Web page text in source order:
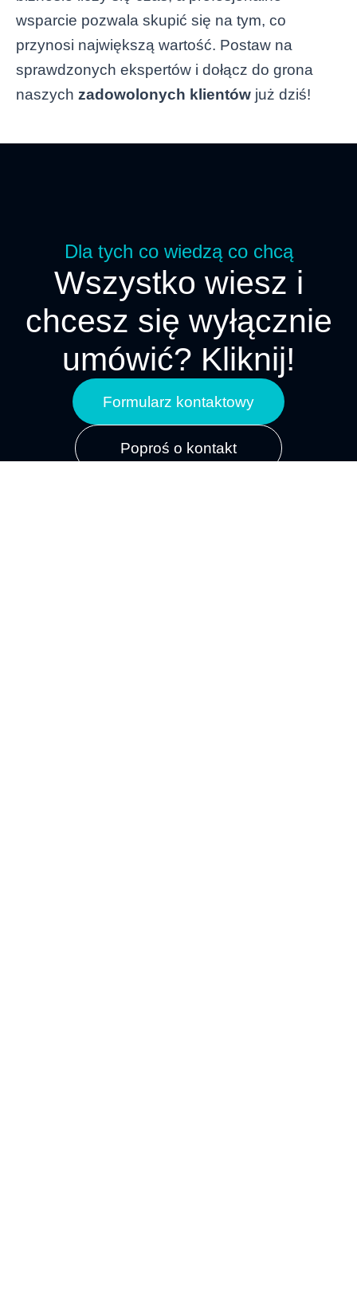
wsparcie pozwala skupić się na tym, co
przynosi największą wartość. Postaw na
sprawdzonych ekspertów i dołącz do grona
naszych zadowolonych klientów już dziś!
Dla tych co wiedzą co chcą
Wszystko wiesz i
chcesz się wyłącznie
umówić? Kliknij!
Formularz kontaktowy
Poproś o kontakt